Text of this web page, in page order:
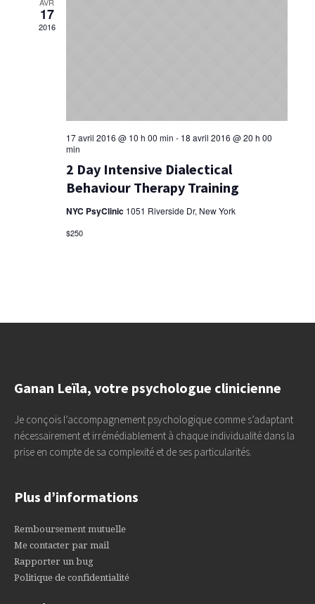
17
2016
17 avril 2016 @ 10 h 00 min - 18 avril 2016 @ 20 h 00
min
2 Day Intensive Dialectical
Behaviour Therapy Training
NYC PsyClinic 1051 Riverside Dr, New York
$250
Ganan Leïla, votre psychologue clinicienne
Je conçois l’accompagnement psychologique comme s’adaptant
nécessairement et irrémédiablement à chaque individualité dans la
prise en compte de sa complexité et de ses particularités.
Plus d’informations
Remboursement mutuelle
Me contacter par mail
Rapporter un bug
Politique de confidentialité